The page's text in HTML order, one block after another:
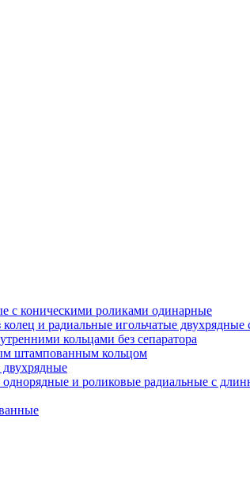
с коническими роликами одинарные
и радиальные игольчатые двухрядные
кольцами без сепаратора
штампованным кольцом
и роликовые радиальные с